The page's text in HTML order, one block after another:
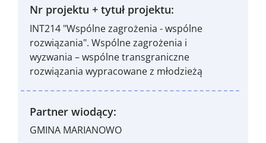
Nr projektu + tytuł projektu:
INT214 "Wspólne zagrożenia - wspólne
rozwiązania". Wspólne zagrożenia i
wyzwania – wspólne transgraniczne
rozwiązania wypracowane z młodzieżą
Partner wiodący:
GMINA MARIANOWO